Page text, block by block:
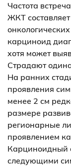
Частота
ЖКТ
карциноид
хотя может
Страдают
На ранних
проявления
менее 2 см
размере
регионарные
проявлением
Карциноидный
следующими